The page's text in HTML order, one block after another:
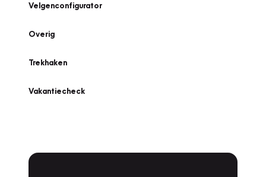
Velgenconfigurator
Overig
Trekhaken
Vakantiecheck